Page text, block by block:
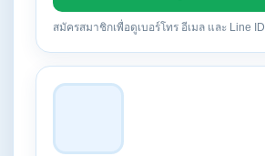
สมัครสมาชิกเพื่อดูเบอร์โทร อีเมล และ Line ID